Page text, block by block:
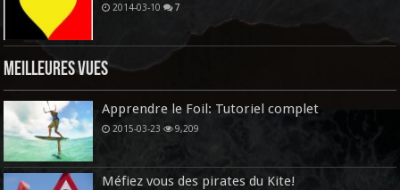
2014-03-10 7
Meilleures vues
Apprendre le Foil: Tutoriel complet
2015-03-23 9,209
Méfiez vous des pirates du Kite!